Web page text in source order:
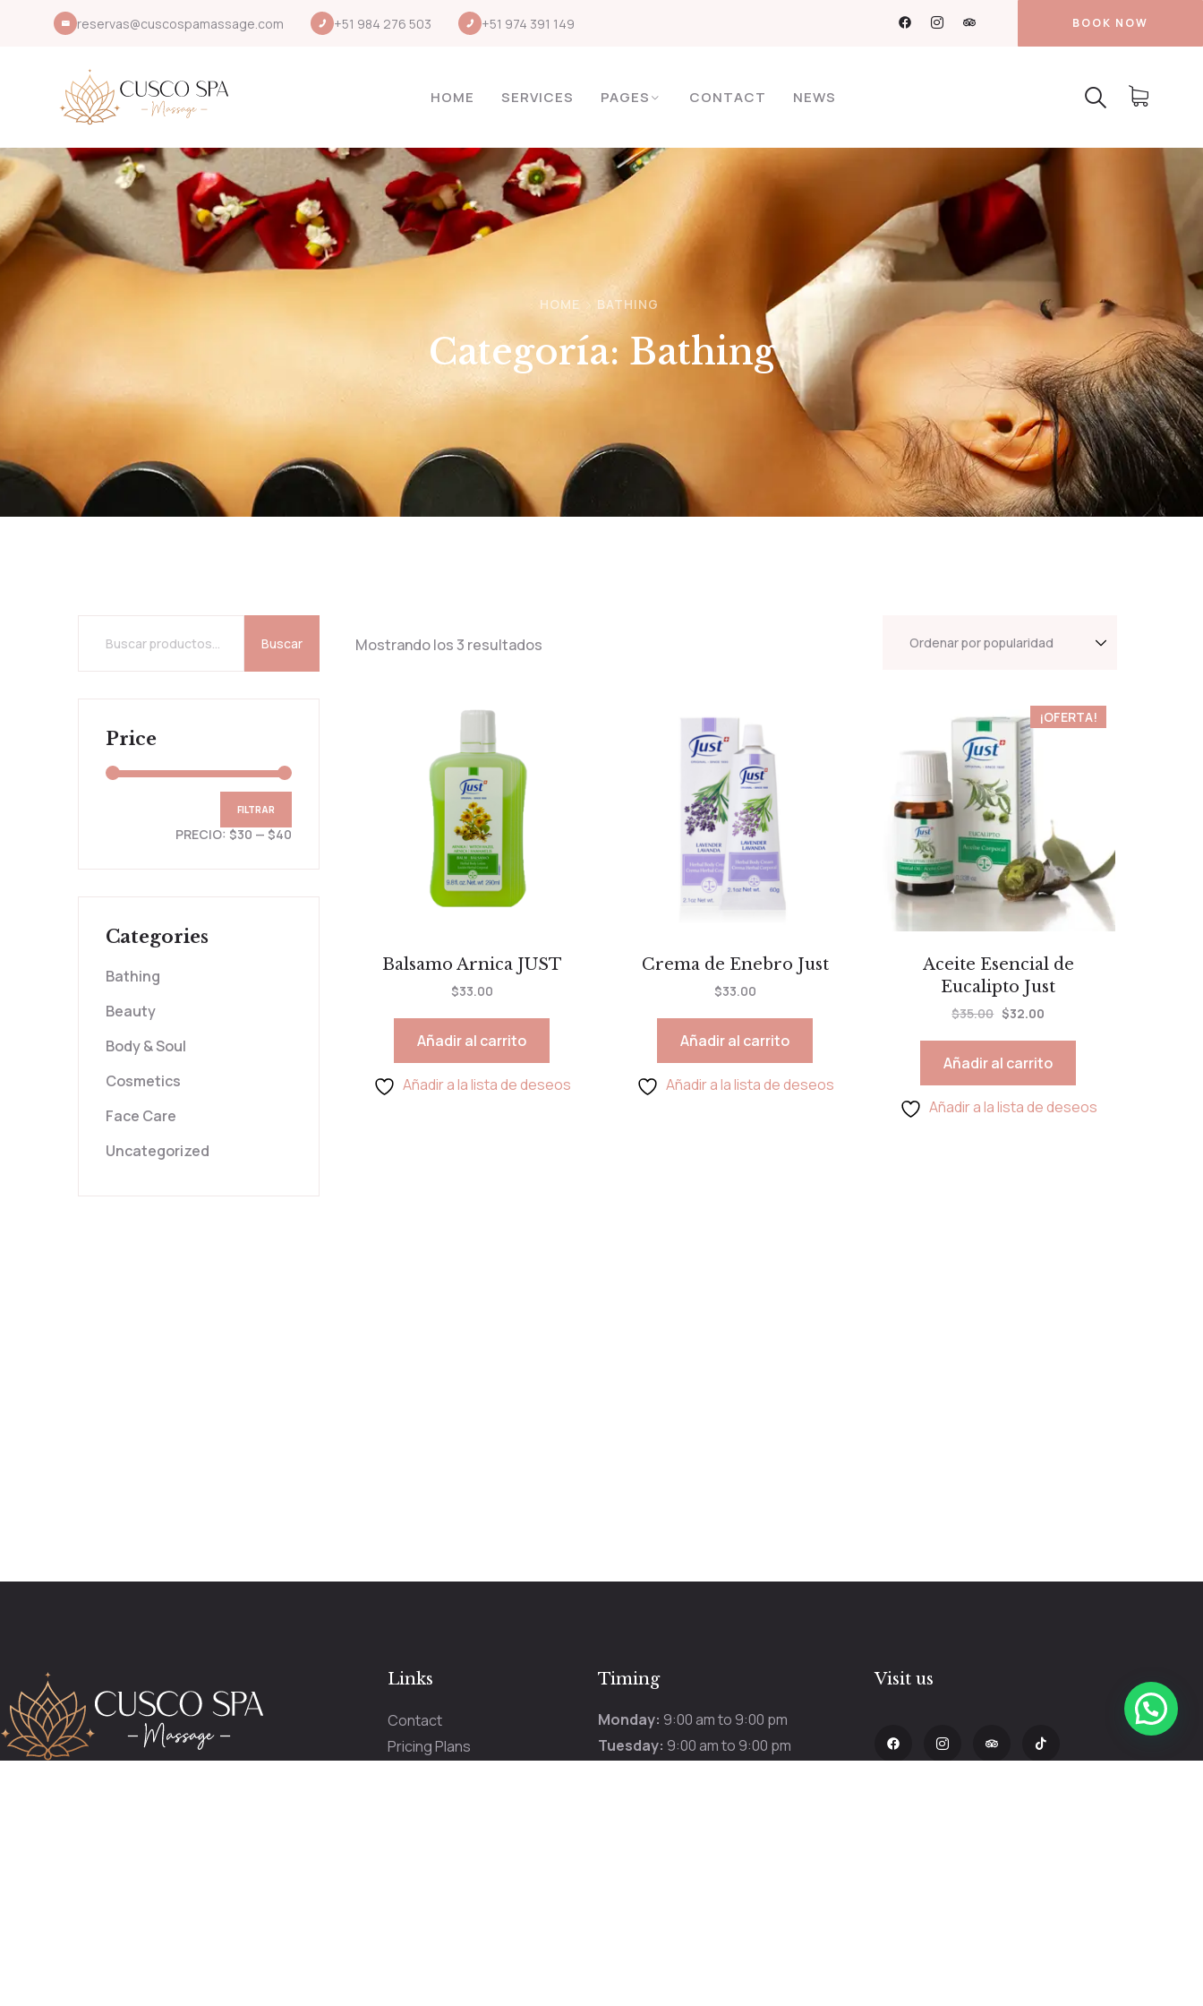
reservas@cuscospamassage.com +51 984 276 503 +51 974 391 149 BOOK NOW
HOME SERVICES PAGES CONTACT NEWS
HOME BATHING
Categoría: Bathing
Mostrando los 3 resultados
Balsamo Arnica JUST
$33.00
Añadir al carrito
Añadir a la lista de deseos
Crema de Enebro Just
$33.00
Añadir al carrito
Añadir a la lista de deseos
¡OFERTA!
Aceite Esencial de
Eucalipto Just
$35.00 $32.00
Añadir al carrito
Añadir a la lista de deseos
Buscar
Price
FILTRAR
PRECIO: $30 — $40
Categories
Bathing
Beauty
Body & Soul
Cosmetics
Face Care
Uncategorized
Links
Contact
Pricing Plans
Timing
Monday: 9:00 am to 9:00 pm
Tuesday: 9:00 am to 9:00 pm
Visit us